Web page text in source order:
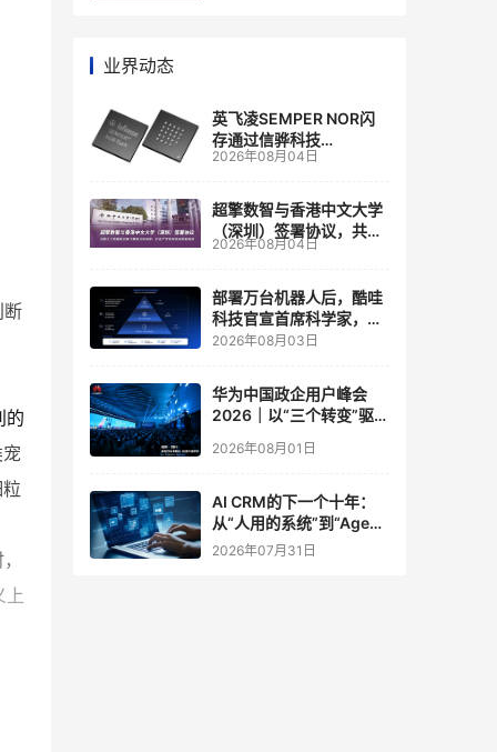
断
的
上
业界动态
英飞凌SEMPER NOR闪
存通过信骅科技
AST2700 BMC认证，全
管理
2026年08月04日
超擎数智与香港中文大学
（深圳）签署协议，共建
人工智能和边缘计算联合
2026年08月04日
部署万台机器人后，酷哇
科技官宣首席科学家，要
让世界模型交付生产力
2026年08月03日
华为中国政企用户峰会
2026｜以“三个转变”驱动
2026年08月01日
AI CRM的下一个十年：
从“人用的系统”到“Agent
调用的底座”
2026年07月31日